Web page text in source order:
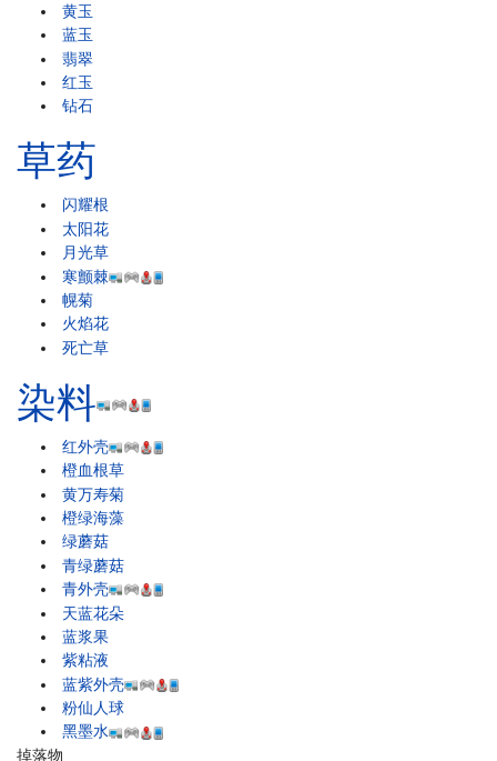
黄玉
蓝玉
翡翠
红玉
钻石
草药
闪耀根
太阳花
月光草
寒颤棘
幌菊
火焰花
死亡草
染料
红外壳
橙血根草
黄万寿菊
橙绿海藻
绿蘑菇
青绿蘑菇
青外壳
天蓝花朵
蓝浆果
紫粘液
蓝紫外壳
粉仙人球
黑墨水
掉落物